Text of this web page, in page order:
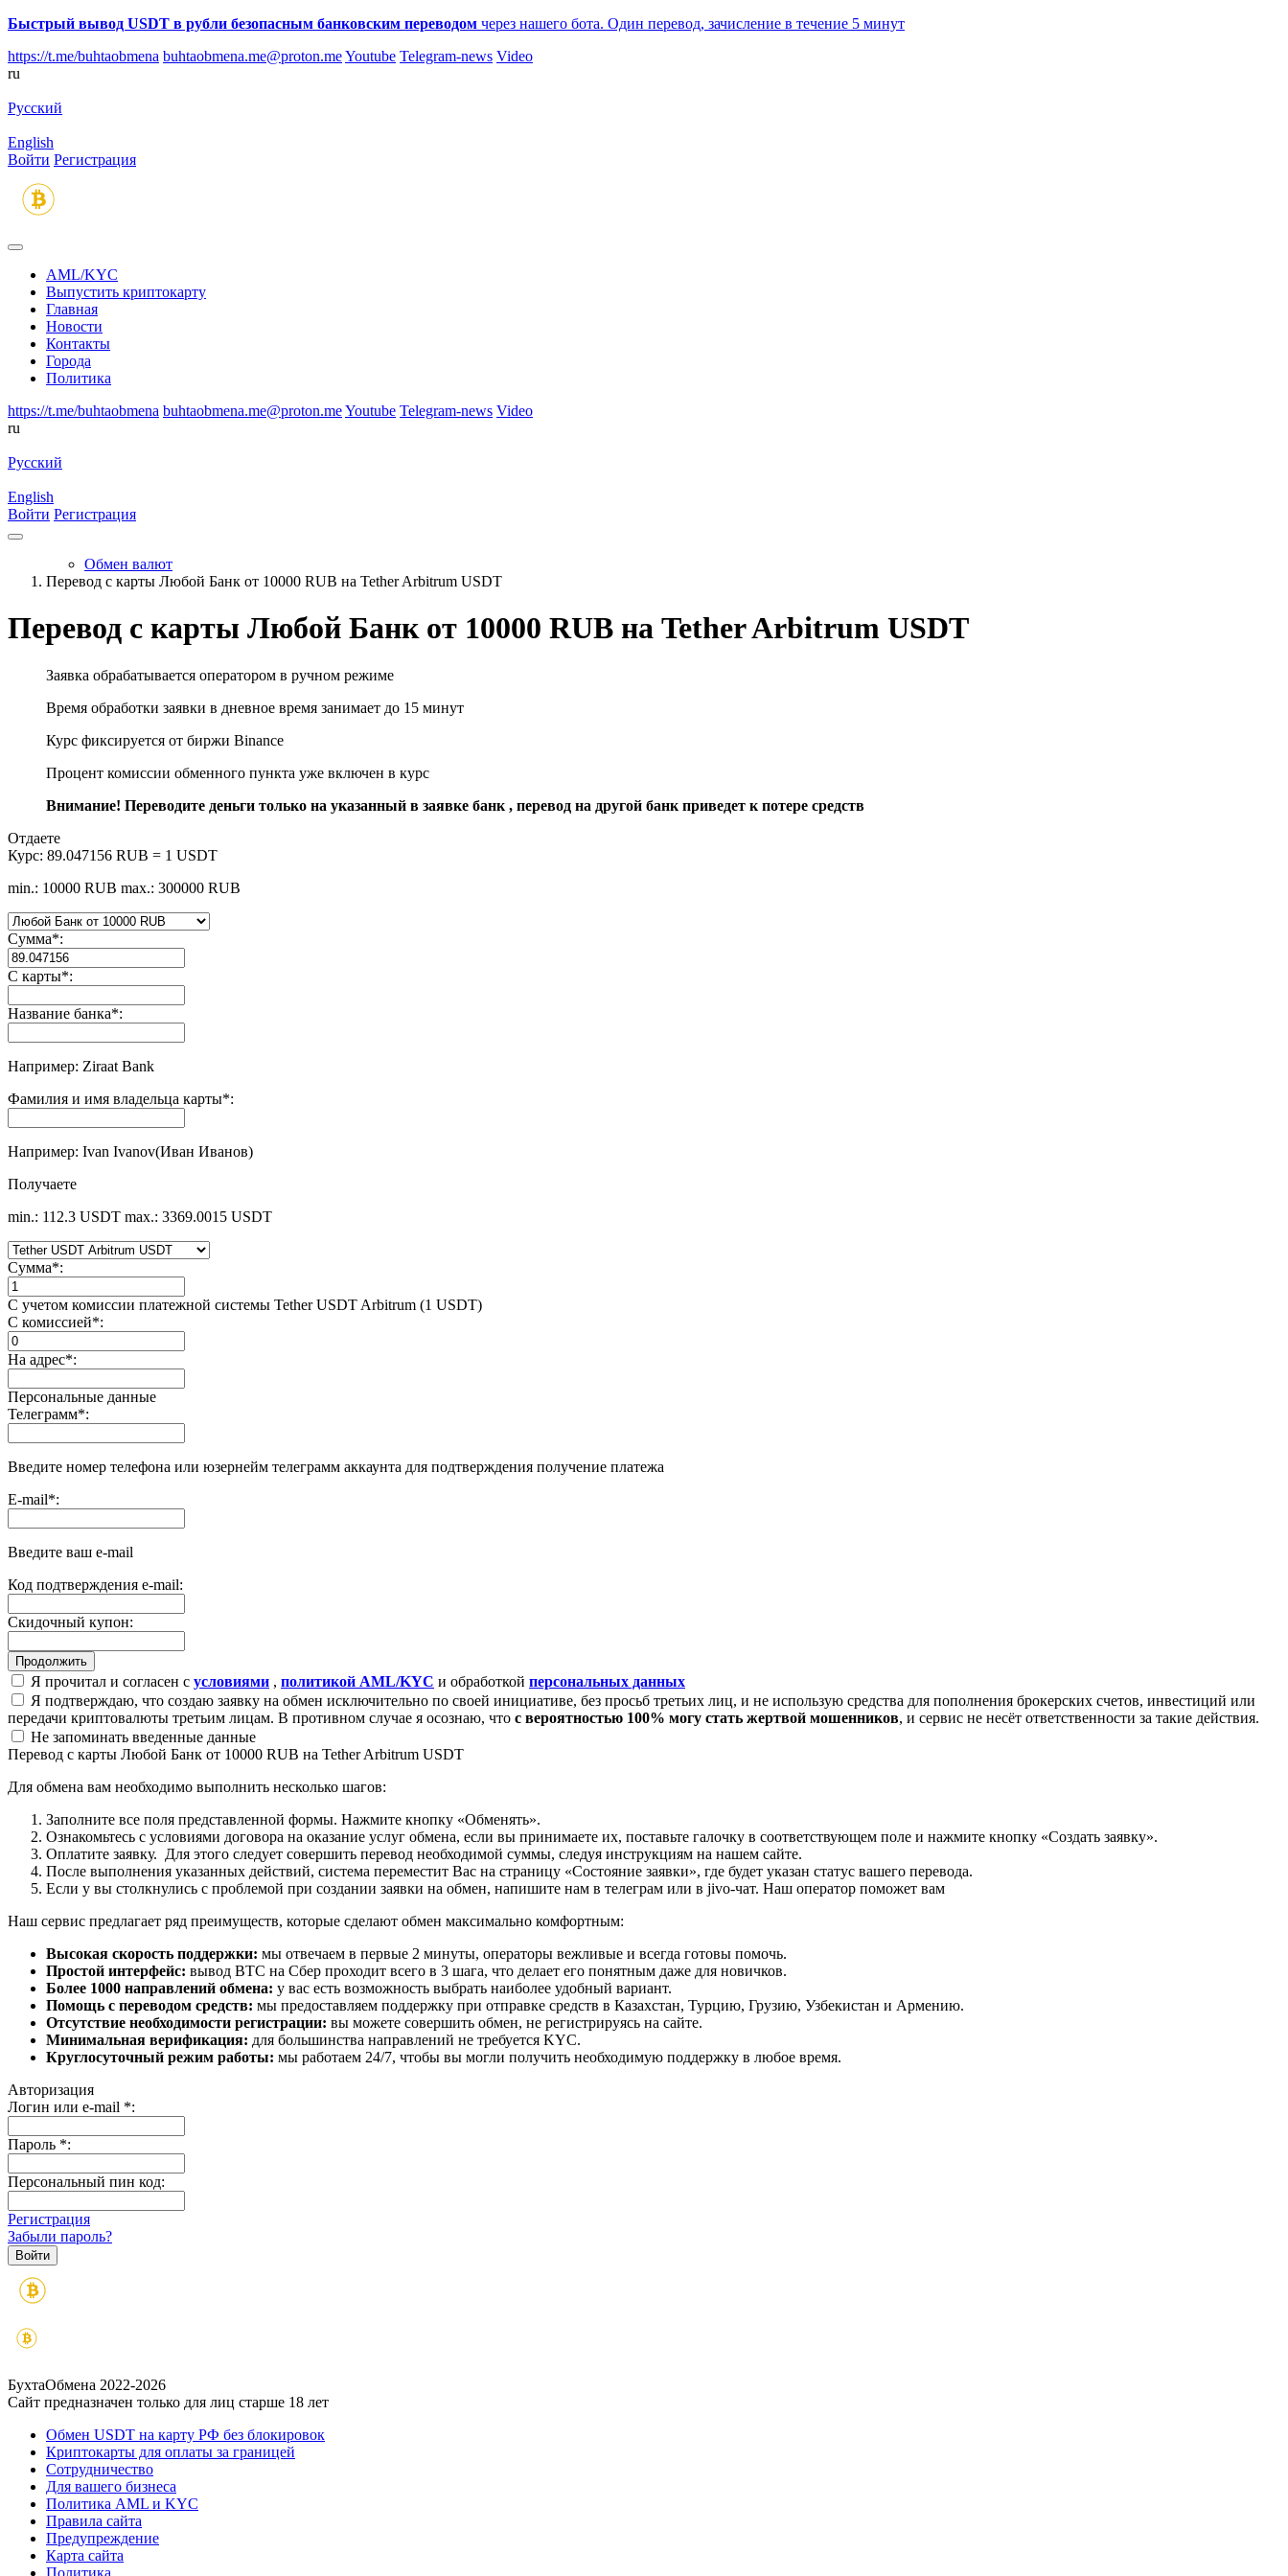
Быстрый вывод USDT в рубли безопасным банковским переводом через нашего бота. Один перевод, зачисление в течение 5 минут
https://t.me/buhtaobmena buhtaobmena.me@proton.meYoutube Telegram-news Video
ru
Русский
English
Войти Регистрация
AML/KYC
Выпустить криптокарту
Главная
Новости
Контакты
Города
Политика
https://t.me/buhtaobmena buhtaobmena.me@proton.meYoutube Telegram-news Video
ru
Русский
English
Войти Регистрация
Обмен валют
Перевод с карты Любой Банк от 10000 RUB на Tether Arbitrum USDT
Перевод с карты Любой Банк от 10000 RUB на Tether Arbitrum USDT
Заявка обрабатывается оператором в ручном режиме
Время обработки заявки в дневное время занимает до 15 минут
Курс фиксируется от биржи Binance
Процент комиссии обменного пункта уже включен в курс
Внимание! Переводите деньги только на указанный в заявке банк , перевод на другой банк приведет к потере средств
Отдаете
Курс: 89.047156 RUB = 1 USDT
min.: 10000 RUB max.: 300000 RUB
Сумма*:
С карты*:
Название банка*:
Например: Ziraat Bank
Фамилия и имя владельца карты*:
Например: Ivan Ivanov(Иван Иванов)
Получаете
min.: 112.3 USDT max.: 3369.0015 USDT
Сумма*:
С учетом комиссии платежной системы Tether USDT Arbitrum (1 USDT)
С комиссией*:
На адрес*:
Персональные данные
Телеграмм*:
Введите номер телефона или юзернейм телеграмм аккаунта для подтверждения получение платежа
E-mail*:
Введите ваш e-mail
Код подтверждения e-mail:
Скидочный купон:
Я прочитал и согласен с условиями , политикой AML/KYC и обработкой персональных данных
Я подтверждаю, что создаю заявку на обмен исключительно по своей инициативе, без просьб третьих лиц, и не использую средства для пополнения брокерских счетов, инвестиций или
передачи криптовалюты третьим лицам. В противном случае я осознаю, что с вероятностью 100% могу стать жертвой мошенников, и сервис не несёт ответственности за такие действия.
Не запоминать введенные данные
Перевод с карты Любой Банк от 10000 RUB на Tether Arbitrum USDT
Для обмена вам необходимо выполнить несколько шагов:
Заполните все поля представленной формы. Нажмите кнопку «Обменять».
Ознакомьтесь с условиями договора на оказание услуг обмена, если вы принимаете их, поставьте галочку в соответствующем поле и нажмите кнопку «Создать заявку».
Оплатите заявку. Для этого следует совершить перевод необходимой суммы, следуя инструкциям на нашем сайте.
После выполнения указанных действий, система переместит Вас на страницу «Состояние заявки», где будет указан статус вашего перевода.
Если у вы столкнулись с проблемой при создании заявки на обмен, напишите нам в телеграм или в jivo-чат. Наш оператор поможет вам
Наш сервис предлагает ряд преимуществ, которые сделают обмен максимально комфортным:
Высокая скорость поддержки: мы отвечаем в первые 2 минуты, операторы вежливые и всегда готовы помочь.
Простой интерфейс: вывод BTC на Сбер проходит всего в 3 шага, что делает его понятным даже для новичков.
Более 1000 направлений обмена: у вас есть возможность выбрать наиболее удобный вариант.
Помощь с переводом средств: мы предоставляем поддержку при отправке средств в Казахстан, Турцию, Грузию, Узбекистан и Армению.
Отсутствие необходимости регистрации: вы можете совершить обмен, не регистрируясь на сайте.
Минимальная верификация: для большинства направлений не требуется KYC.
Круглосуточный режим работы: мы работаем 24/7, чтобы вы могли получить необходимую поддержку в любое время.
Авторизация
Логин или e-mail *:
Пароль *:
Персональный пин код:
Регистрация
Забыли пароль?
БухтаОбмена 2022-2026
Сайт предназначен только для лиц старше 18 лет
Обмен USDT на карту РФ без блокировок
Криптокарты для оплаты за границей
Сотрудничество
Для вашего бизнеса
Политика AML и KYC
Правила сайта
Предупреждение
Карта сайта
Политика